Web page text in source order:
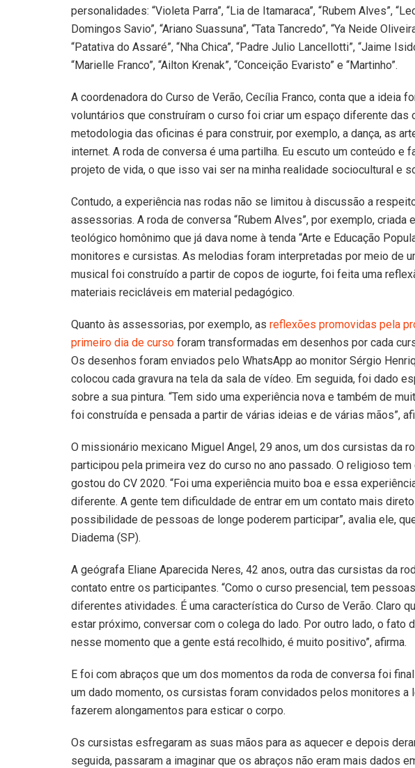
personalidades: “Violeta Parra”, “Lia de Itamaraca”, “Rubem Alves”,
Domingos Savio”, “Ariano Suassuna”, “Tata Tancredo”, “Ya Neide
“Patativa do Assaré”, “Nha Chica”, “Padre Julio Lancellotti”, “Jaime
“Marielle Franco”, “Ailton Krenak”, “Conceição Evaristo” e “Martinho”.
A coordenadora do Curso de Verão, Cecília Franco, conta que a ideia
voluntários que construíram o curso foi criar um espaço diferente das
metodologia das oficinas é para construir, por exemplo, a dança, as
internet. A roda de conversa é uma partilha. Eu escuto um conteúdo e
projeto de vida, o que isso vai ser na minha realidade sociocultural e
Contudo, a experiência nas rodas não se limitou à discussão a
assessorias. A roda de conversa “Rubem Alves”, por exemplo, criada
teológico homônimo que já dava nome à tenda “Arte e Educação
monitores e cursistas. As melodias foram interpretadas por meio de
musical foi construído a partir de copos de iogurte, foi feita uma
materiais recicláveis em material pedagógico.
Quanto às assessorias, por exemplo, as reflexões promovidas pela
primeiro dia de curso foram transformadas em desenhos por cada
Os desenhos foram enviados pelo WhatsApp ao monitor Sérgio
colocou cada gravura na tela da sala de vídeo. Em seguida, foi dado
sobre a sua pintura. “Tem sido uma experiência nova e também de
foi construída e pensada a partir de várias ideias e de várias mãos”,
O missionário mexicano Miguel Angel, 29 anos, um dos cursistas da
participou pela primeira vez do curso no ano passado. O religioso
gostou do CV 2020. “Foi uma experiência muito boa e essa
diferente. A gente tem dificuldade de entrar em um contato mais
possibilidade de pessoas de longe poderem participar”, avalia ele,
Diadema (SP).
A geógrafa Eliane Aparecida Neres, 42 anos, outra das cursistas da
contato entre os participantes. “Como o curso presencial, tem
diferentes atividades. É uma característica do Curso de Verão. Claro
estar próximo, conversar com o colega do lado. Por outro lado, o fato
nesse momento que a gente está recolhido, é muito positivo”, afirma.
E foi com abraços que um dos momentos da roda de conversa foi
um dado momento, os cursistas foram convidados pelos monitores a
fazerem alongamentos para esticar o corpo.
Os cursistas esfregaram as suas mãos para as aquecer e depois
seguida, passaram a imaginar que os abraços não eram mais dados